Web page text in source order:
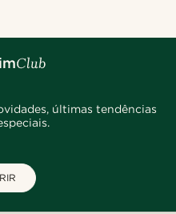
últimas tendências